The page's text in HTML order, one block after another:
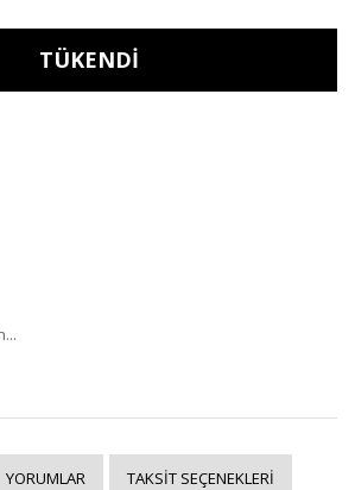
TÜKENDİ
YORUMLAR TAKSIT SEÇENEKLERI